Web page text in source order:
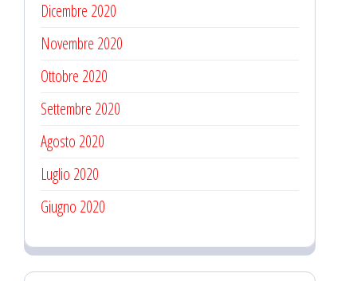
Dicembre 2020
Novembre 2020
Ottobre 2020
Settembre 2020
Agosto 2020
Luglio 2020
Giugno 2020